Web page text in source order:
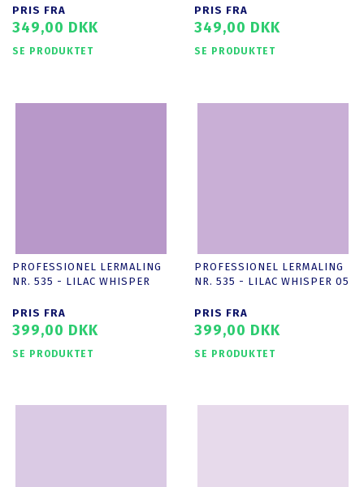
PRIS FRA
349,00 DKK
SE PRODUKTET
PRIS FRA
349,00 DKK
SE PRODUKTET
PROFESSIONEL LERMALING
NR. 535 - LILAC WHISPER
PRIS FRA
399,00 DKK
SE PRODUKTET
PROFESSIONEL LERMALING
NR. 535 - LILAC WHISPER 05
PRIS FRA
399,00 DKK
SE PRODUKTET